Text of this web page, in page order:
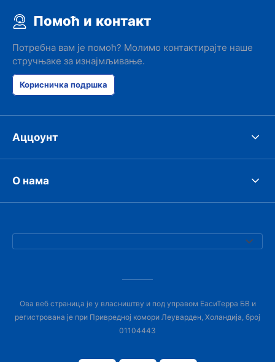
Помоћ и контакт
Потребна вам је помоћ? Молимо контактирајте наше
стручњаке за изнајмљивање.
Корисничка подршка
Аццоунт
О нама
Ова веб страница је у власништву и под управом ЕасиТерра БВ и
регистрована је при Привредној комори Леуварден, Холандија, број
01104443